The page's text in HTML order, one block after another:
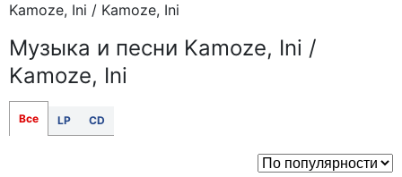
Kamoze, Ini / Kamoze, Ini
Музыка и песни Kamoze, Ini /
Kamoze, Ini
Все LP CD